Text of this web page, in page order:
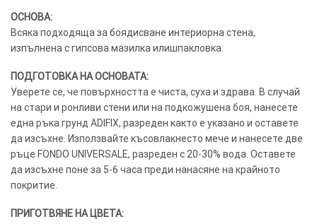
ОСНОВА:
Всяка подходяща за боядисване интериорна стена,
изпълнена с гипсова мазилка илишпакловка.
ПОДГОТОВКА НА ОСНОВАТА:
Уверете се, че повърхността е чиста, суха и здрава. В случай
на стари и ронливи стени или на подкожушена боя, нанесете
една ръка грунд ADIFIX, разреден както е указано и оставете
да изсъхне. Използвайте късовлакнесто мече и нанесете две
ръце FONDO UNIVERSALE, разреден с 20-30% вода. Оставете
да изсъхне поне за 5-6 часа преди нанасяне на крайното
покритие.
ПРИГОТВЯНЕ НА ЦВЕТА: